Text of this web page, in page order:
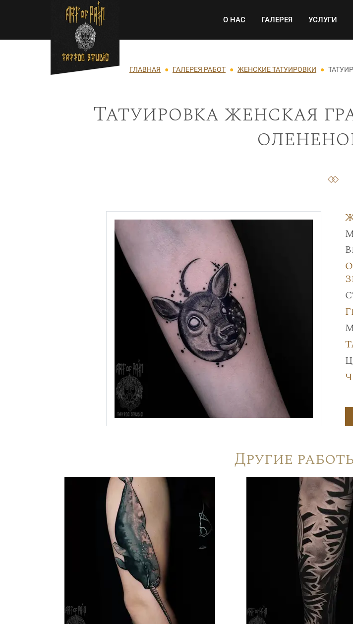
Перейти к основному содержанию Основная
О НАС ГАЛЕРЕЯ УСЛУГИ
Строка навигации
ГЛАВНАЯ ГАЛЕРЕЯ РАБОТ ЖЕНСКИЕ ТАТУИРОВКИ
Татуировка женская
Другие